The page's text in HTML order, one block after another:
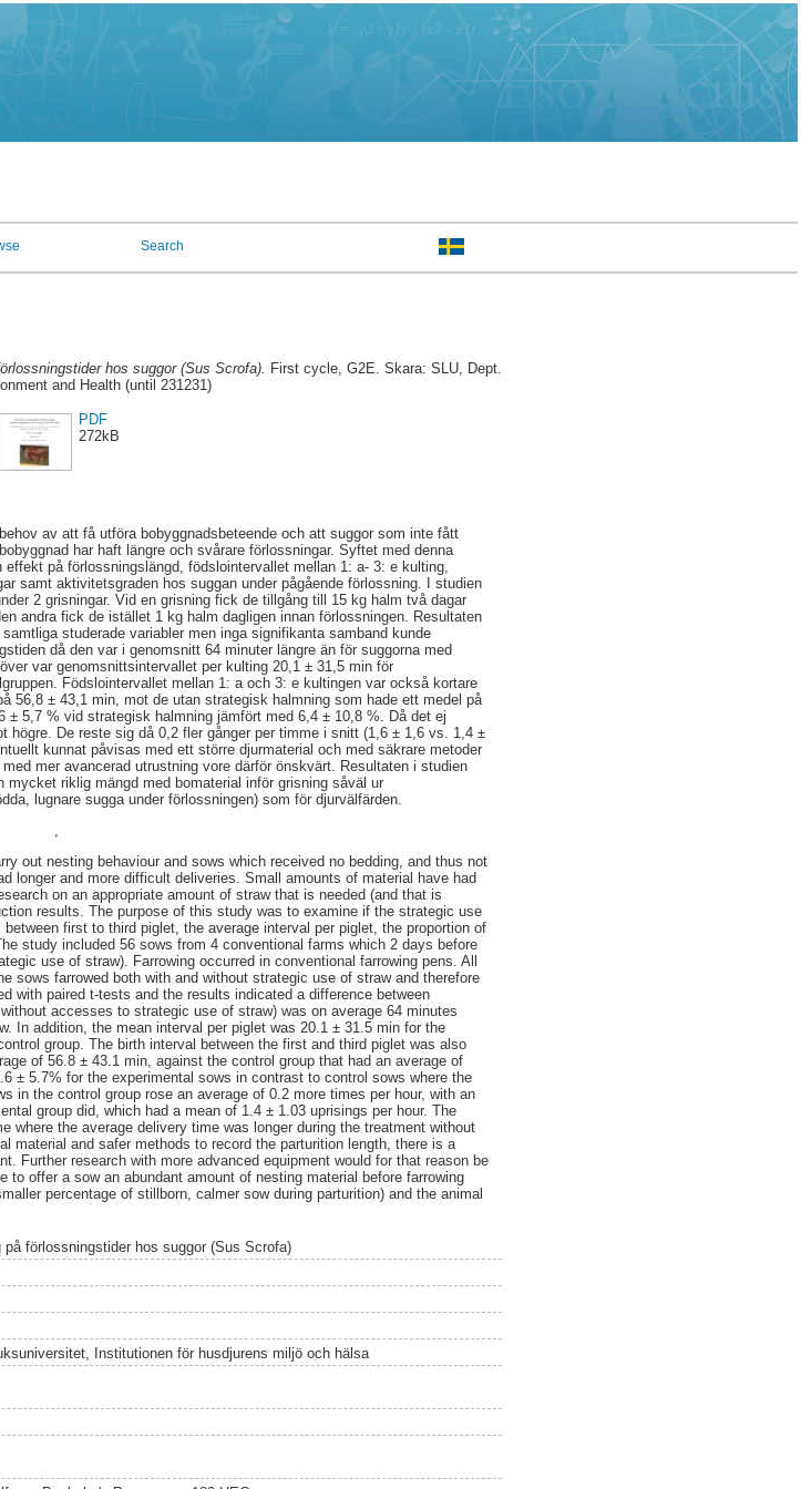
Search
hos suggor (Sus Scrofa). First cycle, G2E. Skara: SLU, Dept.
and Health (until 231231)
PDF
272kB
av att få utföra bobyggnadsbeteende och att suggor som inte fått
har haft längre och svårare förlossningar. Syftet med denna
på förlossningslängd, födslointervallet mellan 1: a- 3: e kulting,
samt aktivitetsgraden hos suggan under pågående förlossning. I studien
2 grisningar. Vid en grisning fick de tillgång till 15 kg halm två dagar
andra fick de istället 1 kg halm dagligen innan förlossningen. Resultaten
studerade variabler men inga signifikanta samband kunde
då den var i genomsnitt 64 minuter längre än för suggorna med
var genomsnittsintervallet per kulting 20,1 ± 31,5 min för
Födslointervallet mellan 1: a och 3: e kultingen var också kortare
56,8 ± 43,1 min, mot de utan strategisk halmning som hade ett medel på
± 5,7 % vid strategisk halmning jämfört med 6,4 ± 10,8 %. Då det ej
högre. De reste sig då 0,2 fler gånger per timme i snitt (1,6 ± 1,6 vs. 1,4 ±
kunnat påvisas med ett större djurmaterial och med säkrare metoder
mer avancerad utrustning vore därför önskvärt. Resultaten i studien
riklig mängd med bomaterial inför grisning såväl ur
lugnare sugga under förlossningen) som för djurvälfärden.
out nesting behaviour and sows which received no bedding, and thus not
longer and more difficult deliveries. Small amounts of material have had
on an appropriate amount of straw that is needed (and that is
results. The purpose of this study was to examine if the strategic use
first to third piglet, the average interval per piglet, the proportion of
study included 56 sows from 4 conventional farms which 2 days before
use of straw). Farrowing occurred in conventional farrowing pens. All
sows farrowed both with and without strategic use of straw and therefore
with paired t-tests and the results indicated a difference between
accesses to strategic use of straw) was on average 64 minutes
In addition, the mean interval per piglet was 20.1 ± 31.5 min for the
group. The birth interval between the first and third piglet was also
of 56.8 ± 43.1 min, against the control group that had an average of
± 5.7% for the experimental sows in contrast to control sows where the
in the control group rose an average of 0.2 more times per hour, with an
group did, which had a mean of 1.4 ± 1.03 uprisings per hour. The
where the average delivery time was longer during the treatment without
material and safer methods to record the parturition length, there is a
Further research with more advanced equipment would for that reason be
offer a sow an abundant amount of nesting material before farrowing
percentage of stillborn, calmer sow during parturition) and the animal
förlossningstider hos suggor (Sus Scrofa)
Institutionen för husdjurens miljö och hälsa